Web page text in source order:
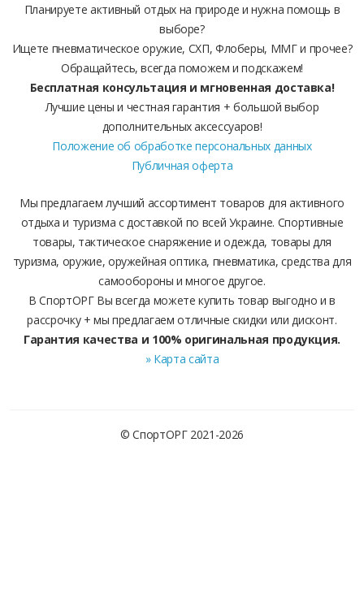
Планируете активный отдых на природе и нужна помощь в
выборе?
Ищете пневматическое оружие, СХП, Флоберы, ММГ и прочее?
Обращайтесь, всегда поможем и подскажем!
Бесплатная консультация и мгновенная доставка!
Лучшие цены и честная гарантия + большой выбор
дополнительных аксессуаров!
Положение об обработке персональных данных
Публичная оферта
Мы предлагаем лучший ассортимент товаров для активного
отдыха и туризма с доставкой по всей Украине. Спортивные
товары, тактическое снаряжение и одежда, товары для
туризма, оружие, оружейная оптика, пневматика, средства для
самообороны и многое другое.
В СпортОРГ Вы всегда можете купить товар выгодно и в
рассрочку + мы предлагаем отличные скидки или дисконт.
Гарантия качества и 100% оригинальная продукция.
» Карта сайта
© СпортОРГ 2021-2026